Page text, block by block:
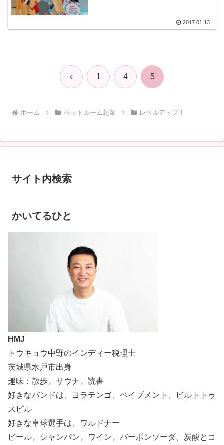
2017.01.13
前 1 4 5
ホーム ベッドルーム起業 レベルアップ！
サイト内検索
かいてるひと
HMJ
トウキョウ中野のインディー税理士
茨城県水戸市出身
趣味：散歩、サウナ、読書
好きなバンドは、ヨラテンゴ、ペイブメント、ビルトトゥ
スピル
好きな卓球選手は、ワルドナー
ビール、シャンパン、ワイン、バーボンソーダ。炭酸とコ